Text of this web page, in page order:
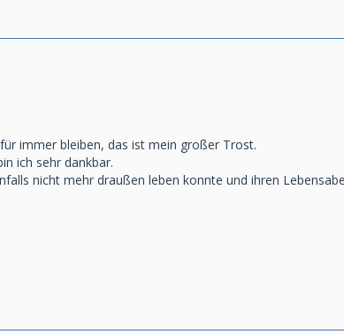
immer bleiben, das ist mein großer Trost.
ich sehr dankbar.
nicht mehr draußen leben konnte und ihren